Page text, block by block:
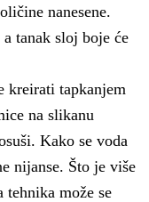
nanesene.
tanak sloj boje će
kreirati tapkanjem
na slikanu
Kako se voda
nijanse. Što je više
tehnika može se